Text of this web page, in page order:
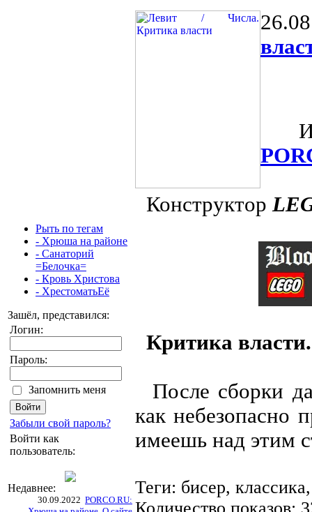
Рыть по тегам
- Хрюша на районе
- Санaторий
=Белочка=
- Кровь Христова
- ХрестоматьЕё
Зашёл, представился:
Логин:
Пароль:
Запомнить меня
Забыли свой пароль?
Войти как
пользователь:
Недавнее:
30.09.2022 PORCO.RU:
Из
Конструктор
Критика власти.
После сборки
как небезопасно
имеешь над этим
Теги: бисер,